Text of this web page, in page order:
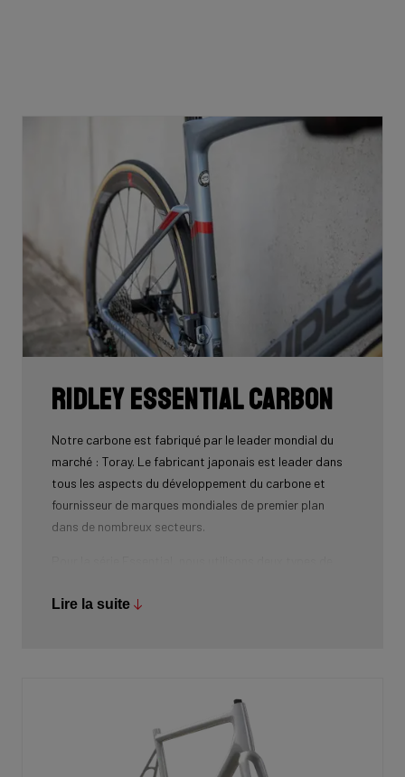
Ridley Essential Carbon
Notre carbone est fabriqué par le leader mondial du
marché : Toray. Le fabricant japonais est leader dans
tous les aspects du développement du carbone et
fournisseur de marques mondiales de premier plan
dans de nombreux secteurs.
série Elite va encore plus loin et utilise également du
La série Essential bénéficie directement des
connaissances acquises en matière de stratification
de carbone grâce à la création de la série Elite. Cela
Lire la suite